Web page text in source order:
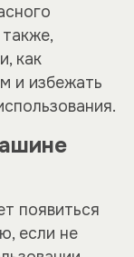
как
и избежать
появиться
если не